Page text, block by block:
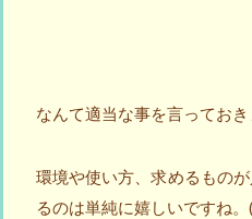
なんて適当な事を言っておき
環境や使い方、求めるもの
るのは単純に嬉しいですね